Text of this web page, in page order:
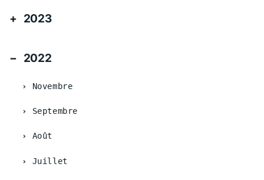
2023
2022
Novembre
Septembre
Août
Juillet